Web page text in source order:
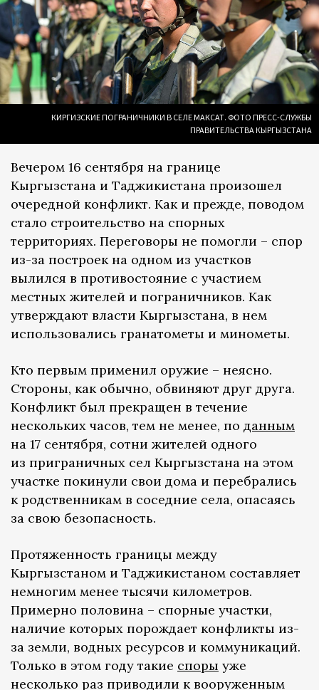
КИРГИЗСКИЕ ПОГРАНИЧНИКИ В СЕЛЕ МАКСАТ. ФОТО ПРЕСС-СЛУЖБЫ
ПРАВИТЕЛЬСТВА КЫРГЫЗСТАНА
Вечером 16 сентября на границе
Кыргызстана и Таджикистана произошел
очередной конфликт. Как и прежде, поводом
стало строительство на спорных
территориях. Переговоры не помогли – спор
из-за построек на одном из участков
вылился в противостояние с участием
местных жителей и пограничников. Как
утверждают власти Кыргызстана, в нем
использовались гранатометы и минометы.
Кто первым применил оружие – неясно.
Стороны, как обычно, обвиняют друг друга.
Конфликт был прекращен в течение
нескольких часов, тем не менее, по данным
на 17 сентября, сотни жителей одного
из приграничных сел Кыргызстана на этом
участке покинули свои дома и перебрались
к родственникам в соседние села, опасаясь
за свою безопасность.
Протяженность границы между
Кыргызстаном и Таджикистаном составляет
немногим менее тысячи километров.
Примерно половина – спорные участки,
наличие которых порождает конфликты из-
за земли, водных ресурсов и коммуникаций.
Только в этом году такие споры уже
несколько раз приводили к вооруженным